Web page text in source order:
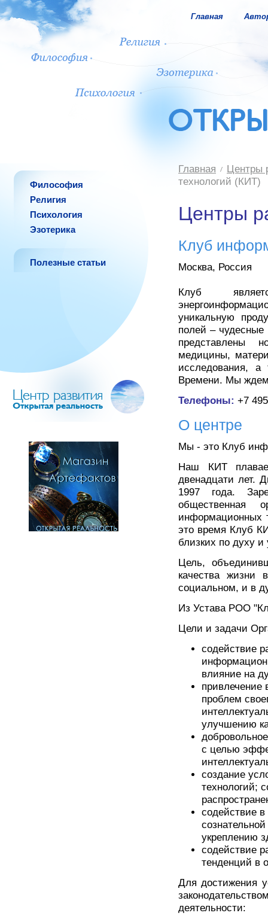
Главная
Философия
Религия
Психология
Эзотерика
Полезные статьи
Главная
Центры
технологий (КИТ)
Центры
Клуб
Москва, Россия
Клуб
уникальную
полей – чудесные
представлены
медицины,
исследования, а
Времени. Мы
Телефоны: +7
О центре
Мы - это Клуб
Наш КИТ
двенадцати лет.
1997 года.
общественная
информационных
это время Клуб
близких по духу
Цель,
качества
социальном, и в
Из Устава РОО
Цели и задачи
содействие
влияние на
проблем
улучшению
с целью
создание
технологий;
содействие
укреплению
содействие
тенденций в
Для достижения
деятельности: